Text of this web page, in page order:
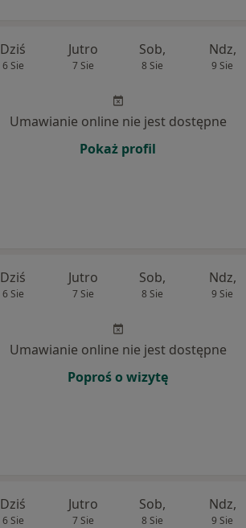
Dziś
6 Sie
Jutro
7 Sie
Sob,
8 Sie
Ndz,
9 Sie
Umawianie online nie jest dostępne
Pokaż profil
Dziś
6 Sie
Jutro
7 Sie
Sob,
8 Sie
Ndz,
9 Sie
Umawianie online nie jest dostępne
Poproś o wizytę
Dziś
6 Sie
Jutro
7 Sie
Sob,
8 Sie
Ndz,
9 Sie